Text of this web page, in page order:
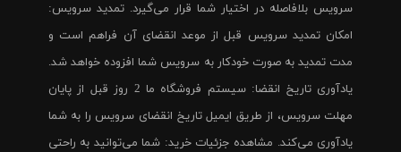
سرویس بلافاصله در اختیار شما قرار می‌گیرد. تمدید سرویس:
امکان تمدید سرویس قبل از موعد انقضای آن فراهم است و
مدت تمدید به صورت خودکار به سرویس شما افزوده خواهد شد.
یادآوری تاریخ انقضا: سیستم فروشگاه ما 2 روز قبل از پایان
مهلت سرویس، از طریق ایمیل تاریخ انقضای سرویس را به شما
یادآوری می‌کند. مشاهده جزئیات خرید: شما می‌توانید به راحتی